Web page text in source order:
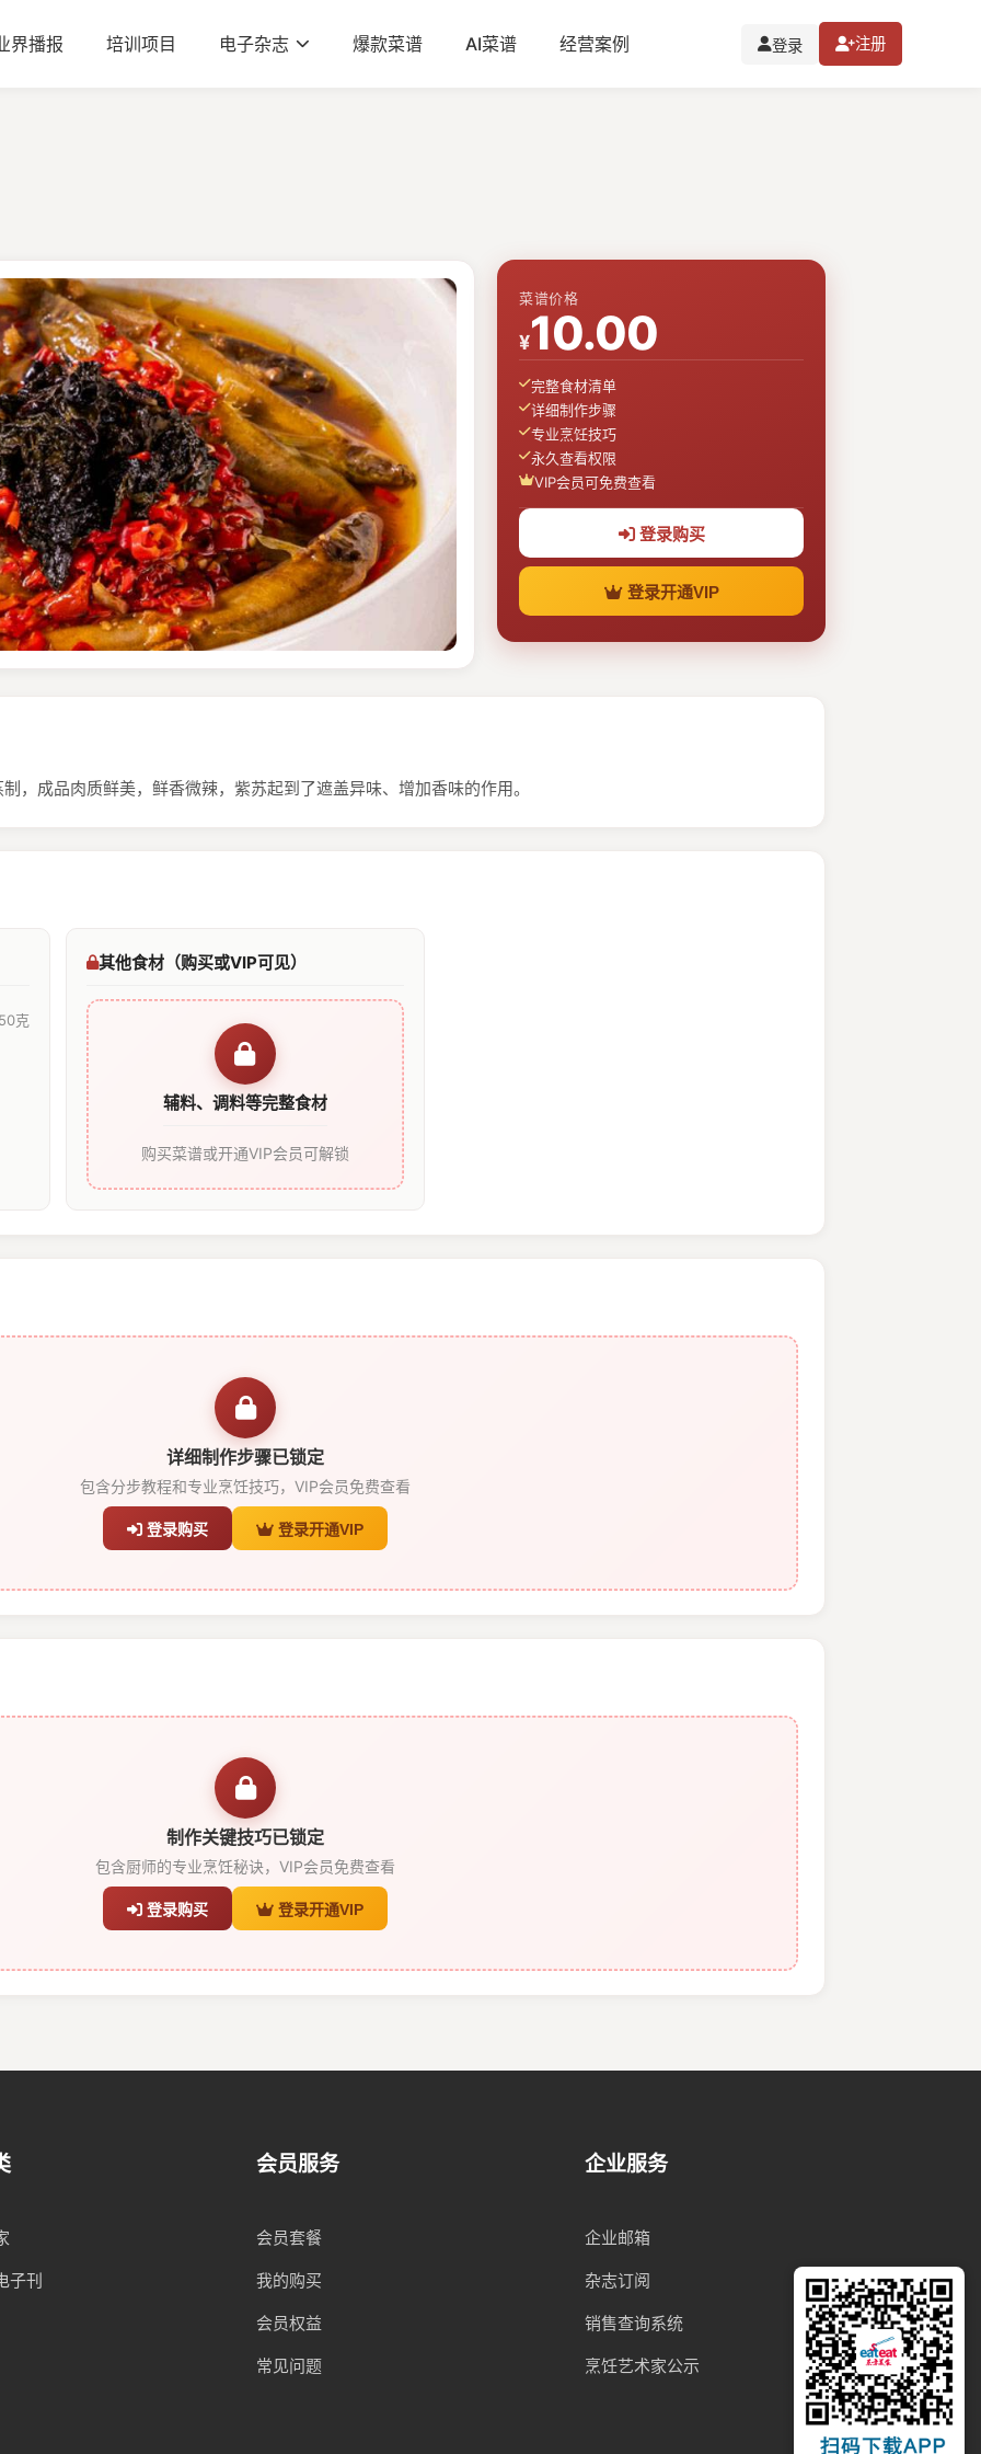
界播报 培训项目 电子杂志 爆款菜谱 AI菜谱 经营案例 登录 注册
菜谱价格
¥10.00
完整食材清单
详细制作步骤
专业烹饪技巧
永久查看权限
VIP会员可免费查看
登录购买
登录开通VIP
，成品肉质鲜美，鲜香微辣，紫苏起到了遮盖异味、增加香味的作用。
克
其他食材（购买或VIP可见）
辅料、调料等完整食材
购买菜谱或开通VIP会员可解锁
详细制作步骤已锁定
包含分步教程和专业烹饪技巧，VIP会员免费查看
登录购买 登录开通VIP
制作关键技巧已锁定
包含厨师的专业烹饪秘诀，VIP会员免费查看
登录购买 登录开通VIP
子刊
会员服务
会员套餐
我的购买
会员权益
常见问题
企业服务
企业邮箱
杂志订阅
销售查询系统
烹饪艺术家公示